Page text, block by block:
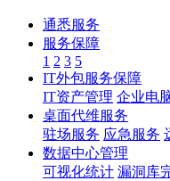
通悉服务
服务保障
1 2 3 5
IT外包服务保障
IT资产管理 企业电
桌面代维服务
驻场服务 应急服务
数据中心管理
可视化统计 漏洞库